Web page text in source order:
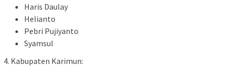
Haris Daulay
Helianto
Pebri Pujiyanto
Syamsul
4. Kabupaten Karimun: